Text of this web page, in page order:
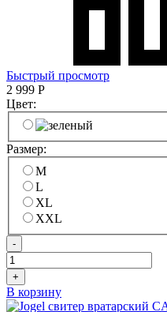
Быстрый просмотр
2 999 Р
Цвет:
Размер:
M
L
XL
XXL
-
+
В корзину